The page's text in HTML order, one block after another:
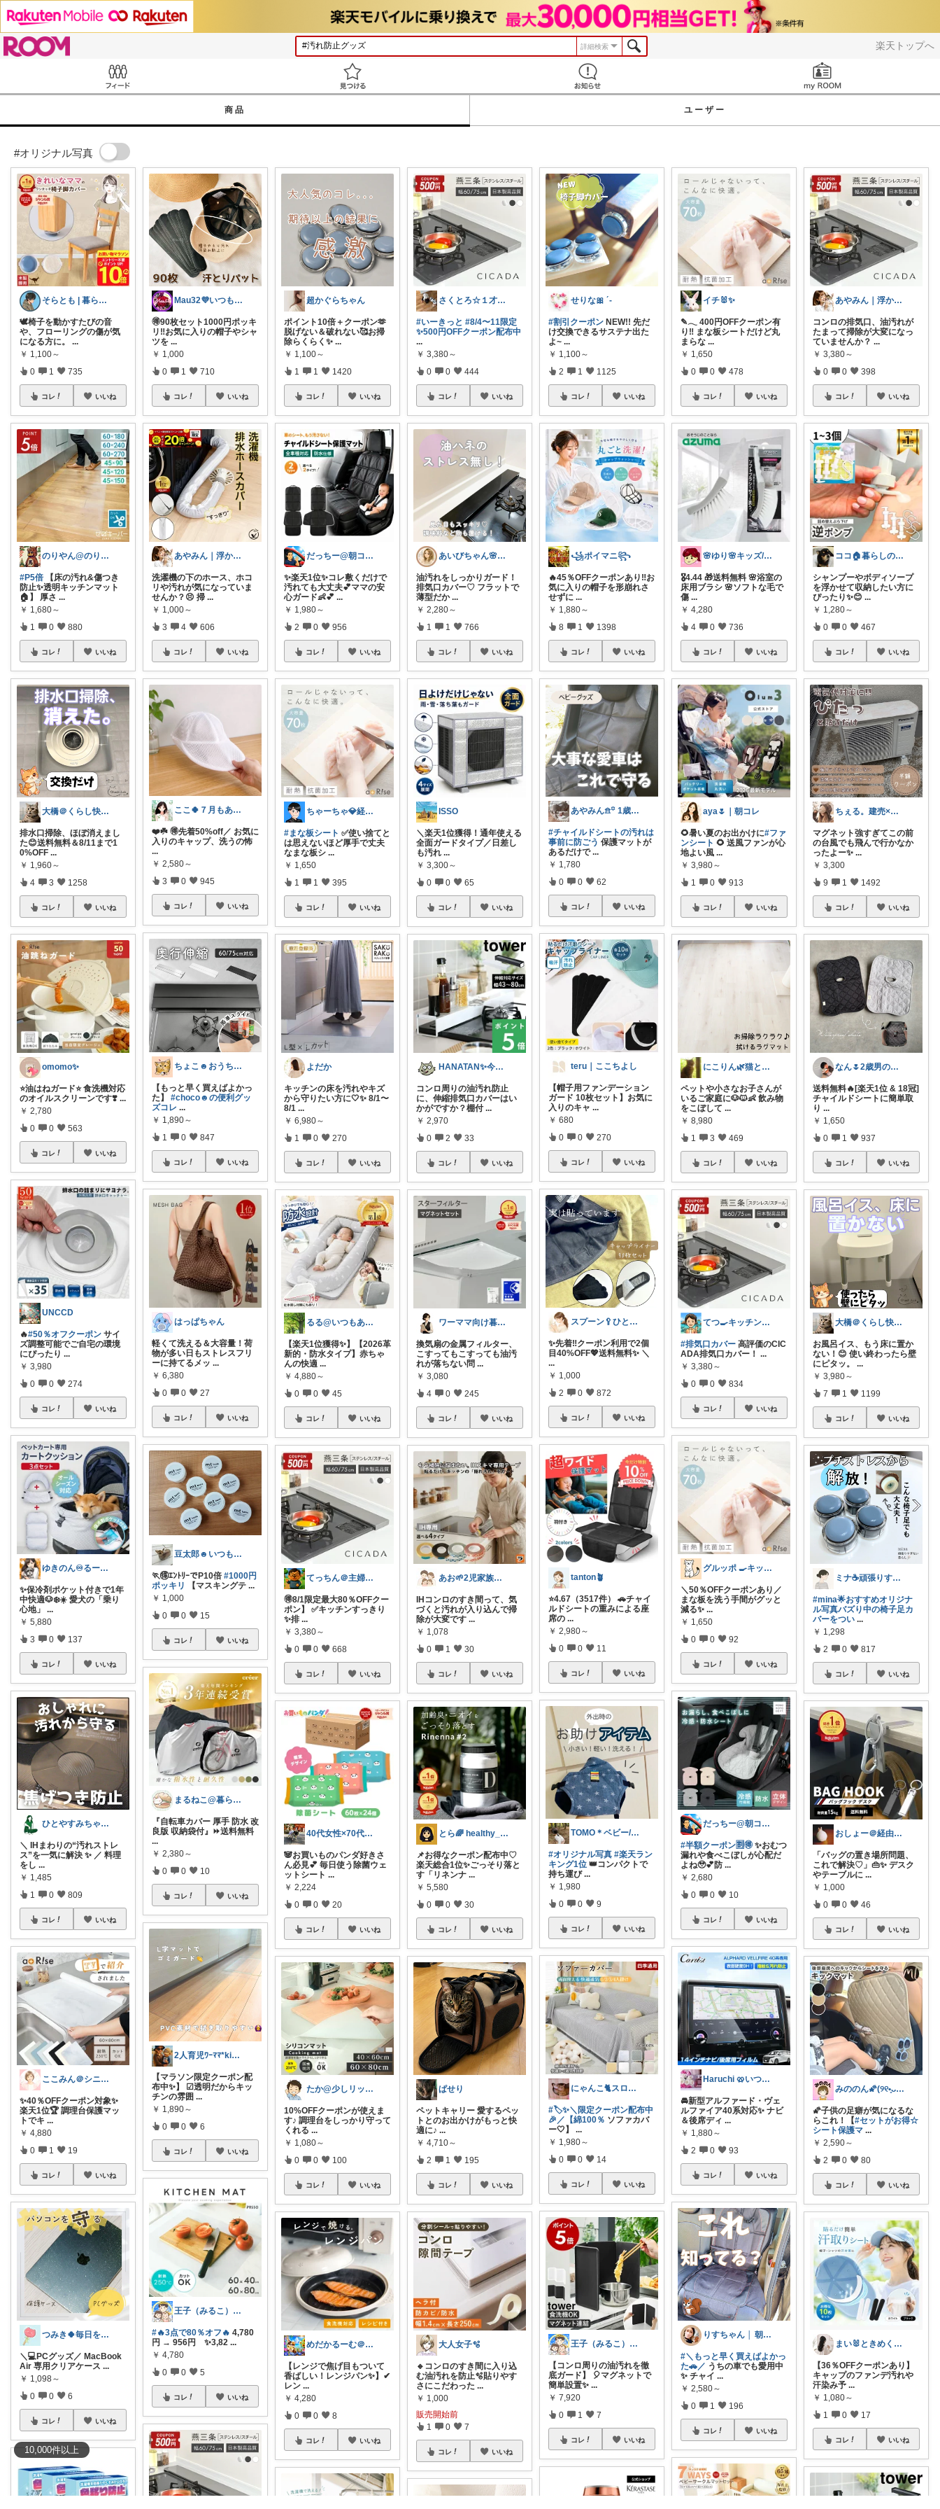
楽天トップへ
詳細検索
商品 ユーザー
#オリジナル写真
10,000件以上
そらとも | 暮らしItem🕊️朝コレ
🕊️椅子を動かすたびの音
や、フローリングの傷が気
になる方に。 ...
￥ 1,100～
0 1 735
コレ いいね
のりやん@のりやんフィギュアを探せ開催中
#P5倍 【床の汚れ&傷つき
防止✨透明キッチンマット
🏠】 厚さ ...
￥ 1,680～
1 0 880
コレ いいね
大橋＠くらし快適LAB🌿
排水口掃除、ほぼ消えまし
た😊送料無料＆8/11まで1
0%OFF ...
￥ 1,960～
4 3 1258
コレ いいね
omomo✨
⭐️油はねガード⭐️ 食洗機対応
のオイルスクリーンです❣️ ...
￥ 2,780
0 0 563
コレ いいね
UNCCD
🔥#50％オフクーポン サイ
ズ調整可能でご自宅の環境
にぴったり ...
￥ 3,980
0 0 274
コレ いいね
ゆきのん♾️るーむ🏠
✨保冷剤ポケット付きで1年
中快適🐶❄️☀️ 愛犬の「乗り
心地」
...
￥ 5,880
3 0 137
コレ いいね
ひとやすみちゃん＊シンプルひとり暮らし
＼ IHまわりの“汚れストレ
ス”を一気に解決 ✨ ／ 料理
をし ...
￥ 1,485
1 0 809
コレ いいね
ここみん＠シニアを応援
✨40％OFFクーポン対象✨
楽天1位🏆 調理台保護マッ
トでキ ...
￥ 4,880
0 1 19
コレ いいね
つみき🍀毎日をご機嫌にする♡
＼💻PCグッズ／ MacBook
Air 専用クリアケース ...
￥ 1,098～
0 0 6
コレ いいね
Mau32💜いつも有難うございます😊
🉐90枚セット1000円ポッキ
リ‼️お気に入りの帽子やシャ
ツを ...
￥ 1,000
0 1 710
コレ いいね
あやみん｜浮かせる収納と快適生活
洗濯機の下のホース、ホコ
リや汚れが気になっていま
せんか？😣 掃 ...
￥ 1,000～
3 4 606
コレ いいね
ここ🍀７月もありがとう🍀
❤️☘️ 🉐先着50%off／ お気に
入りのキャップ、洗うの怖
...
￥ 2,580～
3 0 945
コレ いいね
ちょこ☻おうち時間充実🏠アイテム
【もっと早く買えばよかっ
た】#choco☻の便利グッ
ズコレ ...
￥ 1,890～
1 0 847
コレ いいね
はっぱちゃん
軽くて洗える＆大容量！荷
物が多い日もストレスフリ
ーに持てるメッ ...
￥ 6,380
0 0 27
コレ いいね
豆太郎☻いつもありがとう\♡/
🏃🉐ｴﾝﾄﾘｰでP10倍#1000円
ポッキリ
【マスキングテ ...
￥ 1,000
0 0 15
コレ いいね
まるねこ@暮らしと子育て🐈️🌸
『自転車カバー 厚手 防水 改
良版 収納袋付』⏩️送料無料
...
￥ 2,380～
0 0 10
コレ いいね
2人育児ﾜｰﾏﾏ*kinakoomama
【マラソン限定クーポン配
布中✨】 ☑︎透明だからキッ
チンの雰囲 ...
￥ 1,890～
0 0 6
コレ いいね
王子（みるこ）👑便利グッズ×QOL向上
#🔥3点で80％オフ🔥 4,780
円 → 956円 ✨3,82 ...
￥ 4,780
0 0 5
コレ いいね
超かぐらちゃん
ポイント10倍＋クーポン🫶
脱げない＆破れない🥰お掃
除らくらく✨ ...
￥ 1,100～
1 1 1420
コレ いいね
だっちー@朝コレ5時🚗カー用品探求家
✨楽天1位✨コレ敷くだけで
汚れても大丈夫💕ママの安
心ガード👶💕 ...
￥ 1,980～
2 0 956
コレ いいね
ちゃーちゃ💎経由購入に感謝です✨
#まな板シート ✅使い捨てと
は思えないほど厚手で丈夫
なまな板シ ...
￥ 1,650
1 1 395
コレ いいね
よだか
キッチンの床を汚れやキズ
から守りたい方に🤍✨ 8/1〜
8/1 ...
￥ 6,980～
1 0 270
コレ いいね
るる@いつもありがとうございます
【楽天1位獲得✨】【2026革
新的・防水タイプ】赤ちゃ
んの快適 ...
￥ 4,880～
0 0 45
コレ いいね
てっちん＠主婦ラクグッズ中心✨
🉐8/1限定最大80％OFFクー
ポン】 ✅キッチンすっきり
✨排 ...
￥ 3,380～
0 0 668
コレ いいね
40代女性×70代両親×パグと猫ROOM
🐼お買いものパンダ好きさ
ん必見💕 毎日使う除菌ウェ
ットシート ...
￥ 2,224
0 0 20
コレ いいね
たか@少しリッチな生活がしたいパパ
10%OFFクーポンが使えま
す♪ 調理台をしっかり守って
くれる ...
￥ 1,080～
0 0 100
コレ いいね
めだかるーむ＠ありがとうございます。
【レンジで焦げ目もついて
香ばしい！レンジパン✨】 ​✔
レン ...
￥ 4,280
0 0 8
コレ いいね
さくとろ☆１才児ぱぱ
#いーきっと #8/4〜11限定
✨500円OFFクーポン配布中
...
￥ 3,380～
0 0 444
コレ いいね
あいびちゃん🌸２児mama
油汚れをしっかりガード！
排気口カバー♡ フラットで
薄型だか ...
￥ 2,280～
1 1 766
コレ いいね
ISSO
＼楽天1位獲得！通年使える
全面ガードタイプ／ ​日差し
も汚れ ...
￥ 3,300～
0 0 65
コレ いいね
HANATAN✨今日たのしかった✨
コンロ周りの油汚れ防止
に、伸縮排気口カバーはい
かがですか？棚付 ...
￥ 2,970
0 2 33
コレ いいね
ワーママ向け暮らしの便利グッズROOM
換気扇の金属フィルター、
こすってもこすっても油汚
れが落ちない問 ...
￥ 3,080
4 0 245
コレ いいね
あお🌱2児家族｜シンプルな暮らしと台所
IHコンロのすき間って、気
づくと汚れが入り込んで掃
除が大変です ...
￥ 1,078
0 1 30
コレ いいね
とら🌈 healthy_simple
📌お得なクーポン配布中♡
楽天総合1位✨ごっそり落と
す「リネンナ ...
￥ 5,580
0 0 30
コレ いいね
ぱせり
ペットキャリー 愛するペッ
トとのお出かけがもっと快
適に♪...
￥ 4,710～
2 1 195
コレ いいね
大人女子🫧
🔹コンロのすき間に入り込
む油汚れを防止🫧貼りやす
さにこだわった ...
￥ 1,000
販売開始前
1 0 7
コレ いいね
せりな🎀 ´-
#割引クーポン NEW!! 先だ
け交換できるサステナ出た
よ~...
￥ 1,100～
2 1 1125
コレ いいね
꧁ポイマニ꧂
🔥45％OFFクーポンあり‼️お
気に入りの帽子を形崩れさ
せずに ...
￥ 1,880～
8 1 1398
コレ いいね
あやみん𖠿꙳ 1歳児ママ┋かわいいもの
#チャイルドシートの汚れは
事前に防ごう 保護マットが
あるだけで ...
￥ 1,780
0 0 62
コレ いいね
teru｜ここちよし
【帽子用ファンデーション
ガード 10枚セット】お気に
入りのキャ ...
￥ 680
0 0 270
コレ いいね
スプーン🥄ひとさじの暮らし
✨先着‼️クーポン利用で2個
目40%OFF💖送料無料✨ ＼
...
￥ 1,000
2 0 872
コレ いいね
tanton🪴
⭐4.67（3517件） 🚗チャイ
ルドシートの重みによる座
席の ...
￥ 2,980～
0 0 11
コレ いいね
TOMO＊ベビー/オリ写多め🌷
#オリジナル写真 #楽天ラン
キング1位 👑コンパクトで
持ち運び ...
￥ 1,980
0 0 9
コレ いいね
にゃんこ🐈スローです🐢💦
#🏷️✨＼限定クーポン配布中
🎉／【綿100％ ソファカバ
ー🤍】
...
￥ 1,980～
0 0 14
コレ いいね
王子（みるこ）👑便利グッズ×QOL向上
【コンロ周りの油汚れを徹
底ガード】 🎈マグネットで
簡単設置✨ ...
￥ 7,920
0 1 7
コレ いいね
イチ🐰✨
✎𓂃 400円OFFクーポン有
り‼ まな板シートだけど丸
まらな ...
￥ 1,650
0 0 478
コレ いいね
🌸ゆり🌸キッズ/ベビー/スイーツ/猫
🎖️4.44 🎁送料無料 🌸浴室の
床用ブラシ 🌸ソフトな毛で
傷 ...
￥ 4,280
4 0 736
コレ いいね
aya🌷｜朝コレ
🌻暑い夏のお出かけに#ファ
ンシート 🌻 送風ファンが心
地よい風 ...
￥ 3,980～
1 0 913
コレ いいね
にこりん🌿猫と暮らす主婦のROOM😹
ペットや小さなお子さんが
いるご家庭に🐶🐱👶 飲み物
をこぼして ...
￥ 8,980
1 3 469
コレ いいね
てつ🍳キッチンアイテム｜アイコン変更
#排気口カバー 高評価のCIC
ADA排気口カバー！...
￥ 3,380～
0 0 834
コレ いいね
グルッポ 🍳キッチン
＼50％OFFクーポンあり／
まな板を洗う手間がグッと
減る✨ ...
￥ 1,650
0 0 92
コレ いいね
だっちー@朝コレ5時🚗カー用品探求家
#半額クーポン🈹🉐 ✨おむつ
漏れや食べこぼしが心配だ
よね🥹💕防 ...
￥ 2,680
0 0 10
コレ いいね
Haruchi 🥨いつもありがとう🌸
🚘新型アルファード・ヴェ
ルファイア40系対応✨ ナビ
＆後席ディ ...
￥ 1,880～
2 0 93
コレ いいね
りすちゃん │ 朝コレ
#＼もっと早く買えばよかっ
た🚗／ うちの車でも愛用中
✨ チャイ ...
￥ 2,580～
0 1 196
コレ いいね
あやみん｜浮かせる収納と快適生活
コンロの排気口、油汚れが
たまって掃除が大変になっ
ていませんか？ ...
￥ 3,380～
0 0 398
コレ いいね
ココ🏠暮らしの必需品
シャンプーやボディソープ
を浮かせて収納したい方に
ぴったり✨😊...
￥ 1,280～
0 0 467
コレ いいね
ちぇる。建売×暖色お家づくり
マグネット強すぎてこの前
の台風でも飛んで行かなか
ったよー✨️...
￥ 3,300
9 1 1492
コレ いいね
なん🌷2歳男の子ママ⿻*.アイコン変更
送料無料🔥[楽天1位 & 18冠]
チャイルドシートに簡単取
り ...
￥ 1,650
0 1 937
コレ いいね
大橋＠くらし快適LAB🌿
お風呂イス、もう床に置か
ない！😊 使い終わったら壁
にピタッ。
...
￥ 3,980～
7 1 1199
コレ いいね
ミナ☕️頑張りすぎない暮らし🏠
#mina🌟おすすめオリジナ
ル写真バズり中の椅子足カ
バーをつい ...
￥ 1,298
2 0 817
コレ いいね
おしょー＠経由購入感謝です💕
「バッグの置き場所問題、
これで解決♡」👜✨ デスク
やテーブルに ...
￥ 1,000
0 0 46
コレ いいね
みののん🌠(୨୧•͈ᴗ•͈)感謝♡
🌠子供の足癖が気になるな
らこれ！【#セットがお得☆
シート保護マ ...
￥ 2,590～
2 0 80
コレ いいね
まい🐰ときめく暮らし
【36％OFFクーポンあり】
キャップのファンデ汚れや
汗染み予 ...
￥ 1,080～
1 0 17
コレ いいね